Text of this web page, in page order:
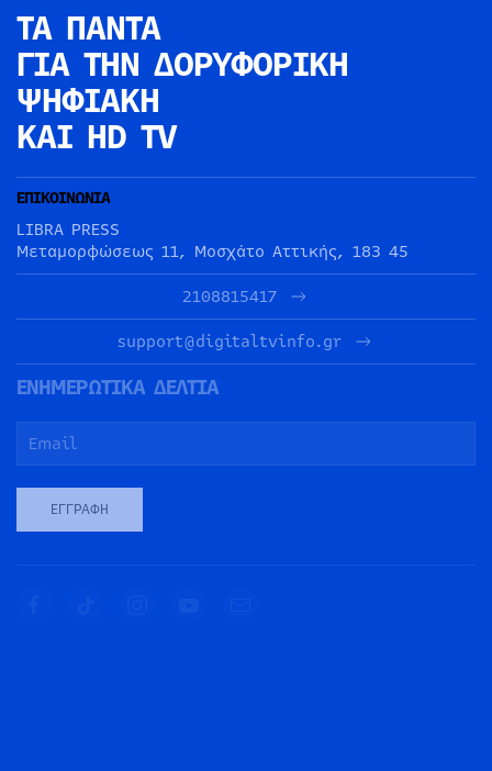
ΤΑ ΠΑΝΤΑ
ΓΙΑ ΤΗΝ ΔΟΡΥΦΟΡΙΚΗ
ΨΗΦΙΑΚΗ
ΚΑΙ HD TV
ΕΠΙΚΟΙΝΩΝΙΑ
LIBRA PRESS
Μεταμορφώσεως 11, Μοσχάτο Αττικής, 183 45
2108815417
support@digitaltvinfo.gr
ΕΝΗΜΕΡΩΤΙΚΑ ΔΕΛΤΙΑ
ΕΓΓΡΑΦΉ